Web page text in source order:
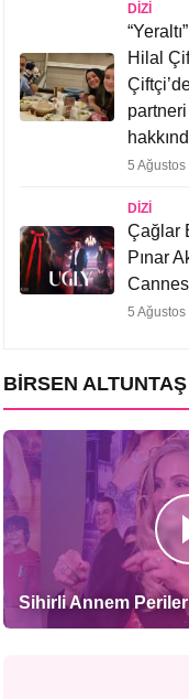
DIZI
Hilal
5 Ağustos
DIZI
Çağlar
Pınar
Cannes
5 Ağustos
BIRSEN
Sihirli Annem